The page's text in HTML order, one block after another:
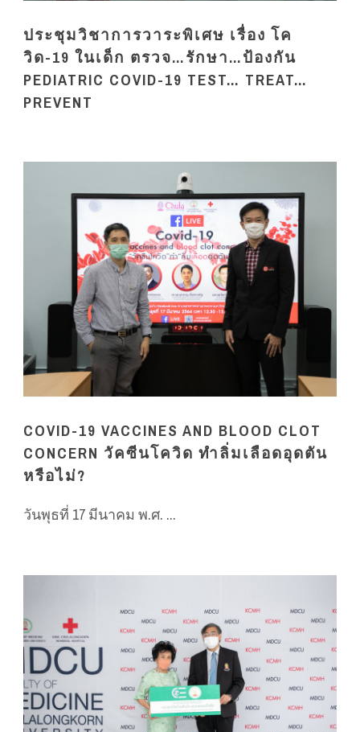
ประชุมวิชาการวาระพิเศษ เรื่อง โค
วิด-19 ในเด็ก ตรวจ…รักษา…ป้องกัน
PEDIATRIC COVID-19 TEST… TREAT…
PREVENT
COVID-19 VACCINES AND BLOOD CLOT
CONCERN วัคซีนโควิด ทำลิ่มเลือดอุดตัน
หรือไม่?
วันพุธที่ 17 มีนาคม พ.ศ. ...